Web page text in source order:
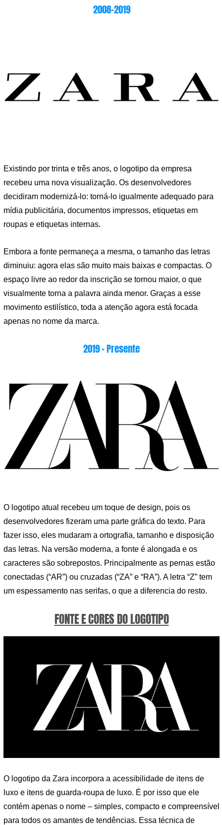
2008-2019
Existindo por trinta e três anos, o logotipo da empresa
recebeu uma nova visualização. Os desenvolvedores
decidiram modernizá-lo: torná-lo igualmente adequado para
mídia publicitária, documentos impressos, etiquetas em
roupas e etiquetas internas.
Embora a fonte permaneça a mesma, o tamanho das letras
diminuiu: agora elas são muito mais baixas e compactas. O
espaço livre ao redor da inscrição se tornou maior, o que
visualmente torna a palavra ainda menor. Graças a esse
movimento estilístico, toda a atenção agora está focada
apenas no nome da marca.
2019 – Presente
O logotipo atual recebeu um toque de design, pois os
desenvolvedores fizeram uma parte gráfica do texto. Para
fazer isso, eles mudaram a ortografia, tamanho e disposição
das letras. Na versão moderna, a fonte é alongada e os
caracteres são sobrepostos. Principalmente as pernas estão
conectadas (“AR”) ou cruzadas (“ZA” e “RA”). A letra “Z” tem
um espessamento nas serifas, o que a diferencia do resto.
FONTE E CORES DO LOGOTIPO
O logotipo da Zara incorpora a acessibilidade de itens de
luxo e itens de guarda-roupa de luxo. É por isso que ele
contém apenas o nome – simples, compacto e compreensível
para todos os amantes de tendências. Essa técnica de